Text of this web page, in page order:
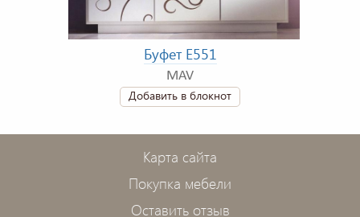
Буфет E551
MAV
Добавить в блокнот
Карта сайта
Покупка мебели
Оставить отзыв